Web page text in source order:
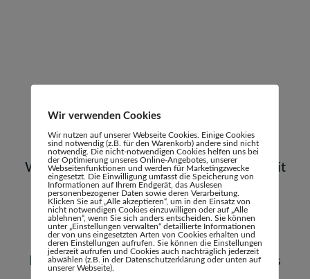
Seelische Erste Selbsthilfe
Weil es Zeiten gibt, in denen wir keine Zeit
verlieren sollten.
Trauma-Prävention + Krisenmanagement
as Schutzprogramm biete ich sowohl als
Wir verwenden Cookies
Wir nutzen auf unserer Webseite Cookies. Einige Cookies
sind notwendig (z.B. für den Warenkorb) andere sind nicht
notwendig. Die nicht-notwendigen Cookies helfen uns bei
der Optimierung unseres Online-Angebotes, unserer
Webseitenfunktionen und werden für Marketingzwecke
eingesetzt. Die Einwilligung umfasst die Speicherung von
Informationen auf Ihrem Endgerät, das Auslesen
personenbezogener Daten sowie deren Verarbeitung.
Klicken Sie auf „Alle akzeptieren“, um in den Einsatz von
nicht notwendigen Cookies einzuwilligen oder auf „Alle
ablehnen“, wenn Sie sich anders entscheiden. Sie können
unter „Einstellungen verwalten“ detaillierte Informationen
der von uns eingesetzten Arten von Cookies erhalten und
deren Einstellungen aufrufen. Sie können die Einstellungen
jederzeit aufrufen und Cookies auch nachträglich jederzeit
abwählen (z.B. in der Datenschutzerklärung oder unten auf
unserer Webseite).